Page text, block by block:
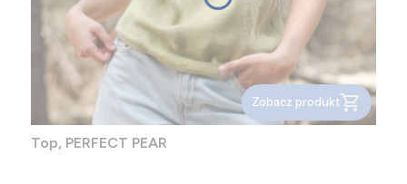
Zobacz produkt
Top, PERFECT PEAR